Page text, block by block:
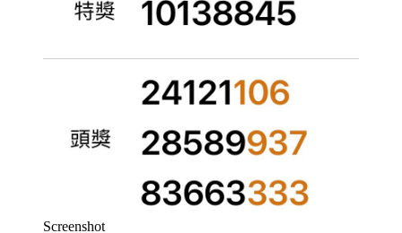
Screenshot